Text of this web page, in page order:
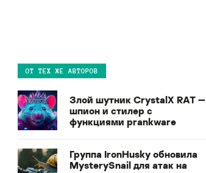
ОТ ТЕХ ЖЕ АВТОРОВ
Злой шутник CrystalX RAT —
шпион и стилер с
функциями prankware
Группа IronHusky обновила
MysterySnail для атак на